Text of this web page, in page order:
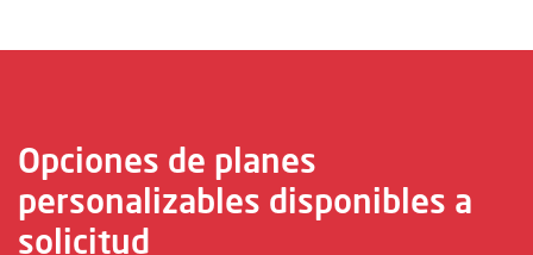
Opciones de planes
personalizables disponibles a
solicitud